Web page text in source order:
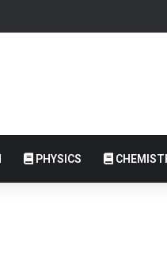
PHYSICS